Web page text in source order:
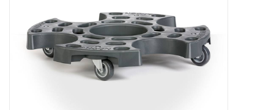
Chrono
Protection